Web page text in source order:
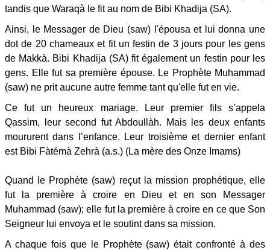
tandis que Waraqà le fit au nom de Bibi Khadija (SA).
Ainsi, le Messager de Dieu (saw) l'épousa et lui donna une
dot de 20 chameaux et fit un festin de 3 jours pour les gens
de Makkà. Bibi Khadija (SA) fit également un festin pour les
gens. Elle fut sa première épouse. Le Prophète Muhammad
(saw) ne prit aucune autre femme tant qu'elle fut en vie.
Ce fut un heureux mariage. Leur premier fils s’appela
Qassim, leur second fut Abdoullàh. Mais les deux enfants
moururent dans l’enfance. Leur troisième et dernier enfant
est Bibi Fàtémà Zehrà (a.s.) (La mère des Onze Imams)
Quand le Prophète (saw) reçut la mission prophétique, elle
fut la première à croire en Dieu et en son Messager
Muhammad (saw); elle fut la première à croire en ce que Son
Seigneur lui envoya et le soutint dans sa mission.
A chaque fois que le Prophète (saw) était confronté à des